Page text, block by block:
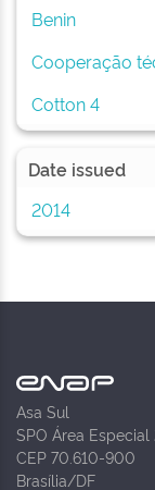
Benin
Cooperação
Cotton 4
Date issued
2014
Asa Sul
SPO Área Especial
CEP 70.610-900
Brasília/DF